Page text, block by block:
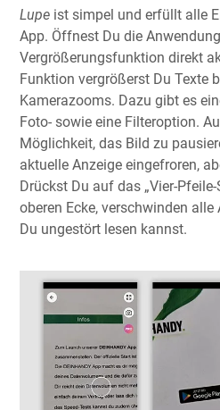
Lupe ist simpel und erfüllt alle
App. Öffnest Du die
Vergrößerungsfunktion direkt
Funktion vergrößerst Du Texte
Kamerazooms. Dazu gibt es
Foto- sowie eine Filteroption.
Möglichkeit, das Bild zu
aktuelle Anzeige eingefroren,
Drückst Du auf das „Vier-
oberen Ecke, verschwinden
Du ungestört lesen kannst.